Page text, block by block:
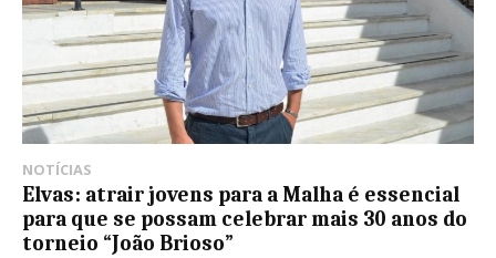
NOTÍCIAS
Elvas: atrair jovens para a Malha é essencial
para que se possam celebrar mais 30 anos do
torneio “João Brioso”